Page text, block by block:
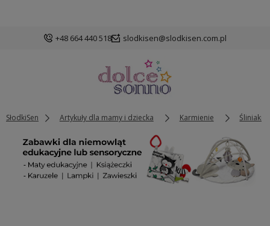
+48 664 440 518 slodkisen@slodkisen.com.pl
SłodkiSen Artykuły dla mamy i dziecka Karmienie Śliniaki